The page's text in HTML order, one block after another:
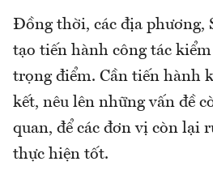
Đồng thời, các địa phương,
tạo tiến hành công tác
trọng điểm. Cần tiến hành
kết, nêu lên những vấn đề
quan, để các đơn vị còn lại
thực hiện tốt.